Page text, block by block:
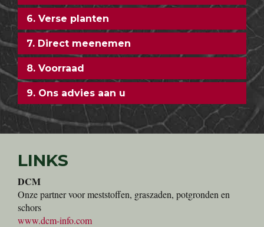
6. Verse planten
7. Direct meenemen
8. Voorraad
9. Ons advies aan u
LINKS
DCM
Onze partner voor meststoffen, graszaden, potgronden en
schors
www.dcm-info.com